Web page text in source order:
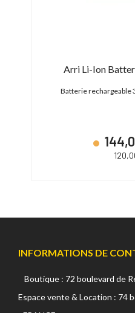
Arri Li-Ion
Batterie rechargeable
INFORMATIONS DE
Boutique : 72 boulevard de
Espace vente & Location : 74